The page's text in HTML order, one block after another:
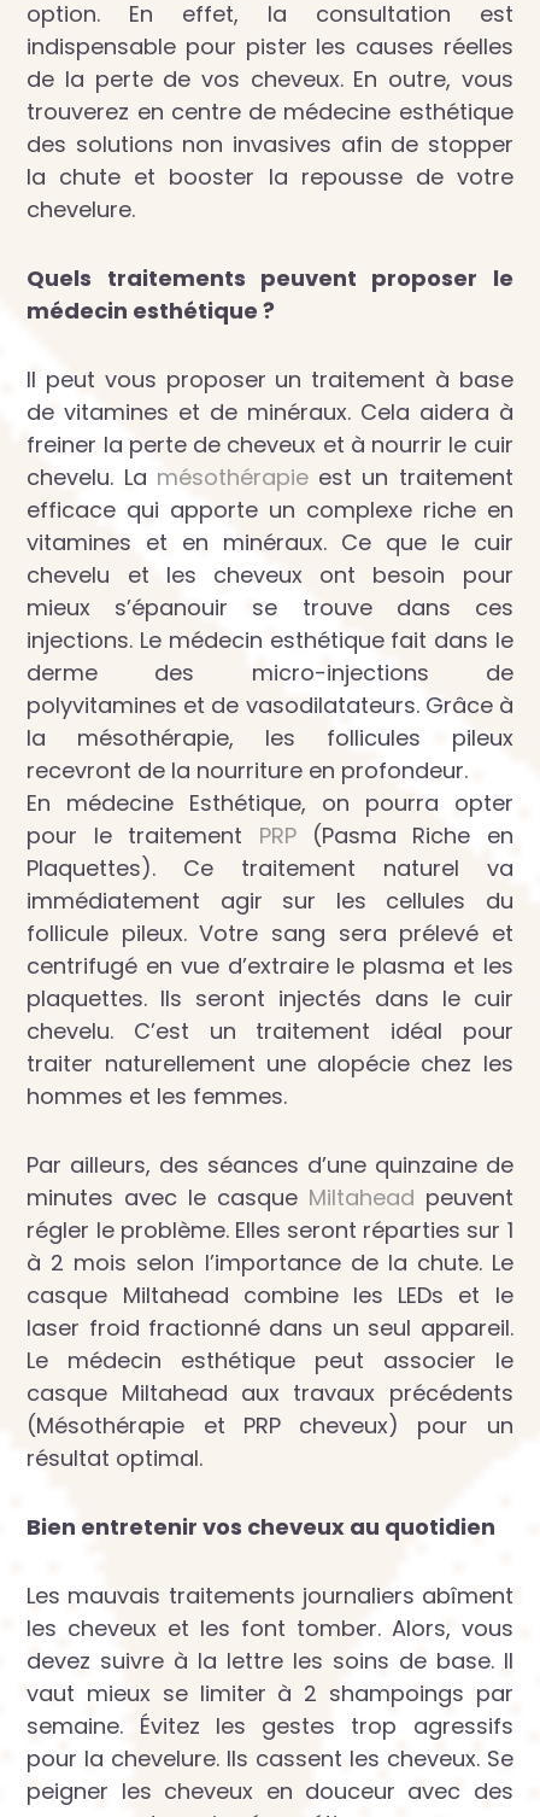
option. En effet, la consultation est
indispensable pour pister les causes réelles
de la perte de vos cheveux. En outre, vous
trouverez en centre de médecine esthétique
des solutions non invasives afin de stopper
la chute et booster la repousse de votre
chevelure.
Quels traitements peuvent proposer le
médecin esthétique ?
Il peut vous proposer un traitement à base
de vitamines et de minéraux. Cela aidera à
freiner la perte de cheveux et à nourrir le cuir
chevelu. La mésothérapieest un traitement
efficace qui apporte un complexe riche en
vitamines et en minéraux. Ce que le cuir
chevelu et les cheveux ont besoin pour
mieux s’épanouir se trouve dans ces
injections. Le médecin esthétique fait dans le
derme des micro-injections de
polyvitamines et de vasodilatateurs. Grâce à
la mésothérapie, les follicules pileux
recevront de la nourriture en profondeur.
En médecine Esthétique, on pourra opter
pour le traitement PRP(Pasma Riche en
Plaquettes). Ce traitement naturel va
immédiatement agir sur les cellules du
follicule pileux. Votre sang sera prélevé et
centrifugé en vue d’extraire le plasma et les
plaquettes. Ils seront injectés dans le cuir
chevelu. C’est un traitement idéal pour
traiter naturellement une alopécie chez les
hommes et les femmes.
Par ailleurs, des séances d’une quinzaine de
minutes avec le casqueMiltahead peuvent
régler le problème. Elles seront réparties sur 1
à 2 mois selon l’importance de la chute. Le
casque Miltahead combine les LEDs et le
laser froid fractionné dans un seul appareil.
Le médecin esthétique peut associer le
casque Miltahead aux travaux précédents
(Mésothérapie et PRP cheveux) pour un
résultat optimal.
Bien entretenir vos cheveux au quotidien
Les mauvais traitements journaliers abîment
les cheveux et les font tomber. Alors, vous
devez suivre à la lettre les soins de base. Il
vaut mieux se limiter à 2 shampoings par
semaine. Évitez les gestes trop agressifs
pour la chevelure. Ils cassent les cheveux. Se
peigner les cheveux en douceur avec des